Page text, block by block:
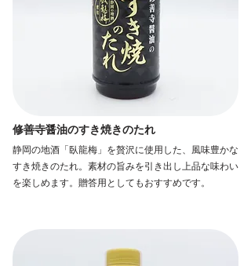
修善寺醤油のすき焼きのたれ
静岡の地酒「臥龍梅」を贅沢に使用した、風味豊かな
すき焼きのたれ。素材の旨みを引き出し上品な味わい
を楽しめます。贈答用としてもおすすめです。